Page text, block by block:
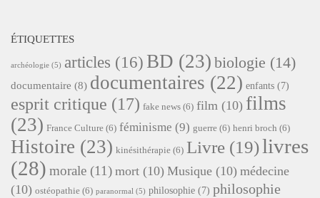
ÉTIQUETTES
archéologie (5) articles (16) BD (23) biologie (14)
documentaire (8) documentaires (22) enfants (7)
esprit critique (17) fake news (6) film (10) films
(23) France Culture (6) féminisme (9) guerre (6) henri broch (6)
Histoire (23) kinésithérapie (6) Livre (19)livres
(28) morale (11) mort (10) Musique (10) médecine
(10) ostéopathie (6) paranormal (5) philosophie (7) philosophie